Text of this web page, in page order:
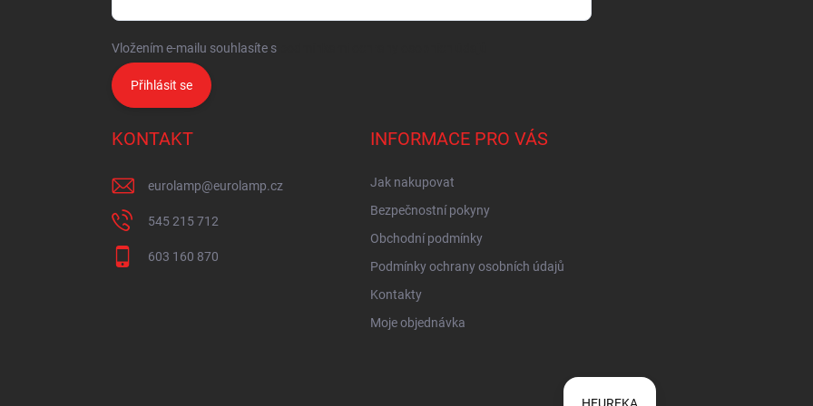
Vložením e-mailu souhlasíte s
Přihlásit se
KONTAKT
eurolamp@eurolamp.cz
545 215 712
603 160 870
INFORMACE PRO VÁS
Jak nakupovat
Bezpečnostní pokyny
Obchodní podmínky
Podmínky ochrany osobních údajů
Kontakty
Moje objednávka
HEUREKA